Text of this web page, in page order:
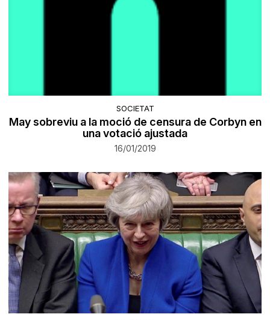
SOCIETAT
May sobreviu a la moció de censura de Corbyn en
una votació ajustada
16/01/2019